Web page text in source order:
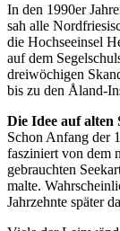
In den 1990er
sah alle
die Hochseeinsel
auf dem
dreiwöchigen
bis zu den Åland-
Die Idee auf alten
Schon Anfang der
fasziniert von dem
gebrauchten
malte.
Jahrzehnte später